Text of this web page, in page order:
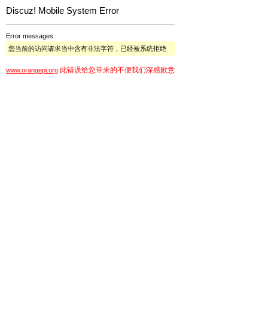
Discuz! Mobile System Error
Error messages:
您当前的访问请求当中含有非法字符，已经被系统拒绝
www.orangepi.org 此错误给您带来的不便我们深感歉意